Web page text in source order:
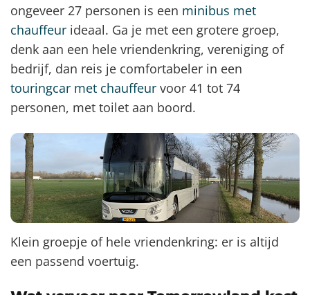
ongeveer 27 personen is een minibus met
chauffeur ideaal. Ga je met een grotere groep,
denk aan een hele vriendenkring, vereniging of
bedrijf, dan reis je comfortabeler in een
touringcar met chauffeur voor 41 tot 74
personen, met toilet aan boord.
Klein groepje of hele vriendenkring: er is altijd
een passend voertuig.